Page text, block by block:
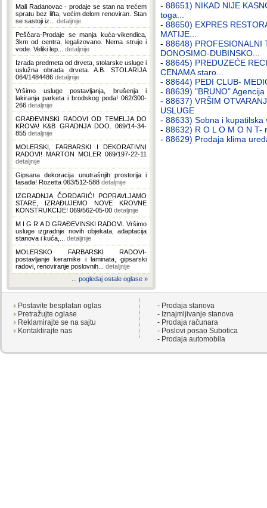
Mali Radanovac - prodaje se stan na trećem
spratu bez lifta, većim delom renoviran. Stan
se sastoji iz... detaljnije
Peščara-Prodaje se manja kuća-vikendica,
3km od centra, legalizovano. Nema struje i
vode. Veliki lep... detaljnije
Izrada predmeta od drveta, stolarske usluge i
uslužna obrada drveta. A.B. STOLARIJA
064/1484486 detaljnije
Vršimo usluge postavljanja, brušenja i
lakiranja parketa i brodskog poda! 062/300-
266 detaljnije
GRAĐEVINSKI RADOVI OD TEMELJA DO
KROVA! K&B GRADNJA DOO. 069/14-34-
855 detaljnije
MOLERSKI, FARBARSKI I DEKORATIVNI
RADOVI! MARTON MOLER 069/197-22-11
detaljnije
Gipsana dekoracija unutrašnjih prostorija i
fasada! Rozetta 063/512-588 detaljnije
IZGRADNJA ČORDARIĆ! POPRAVLJAMO
STARE, IZRAĐUJEMO NOVE KROVNE
KONSTRUKCIJE! 069/562-05-00 detaljnije
M I G R A D GRAĐEVINSKI RADOVI. Vršimo
usluge izgradnje novih objekata, adaptacija
stanova i kuća,... detaljnije
MOLERSKO FARBARSKI RADOVI-
postavljanje keramike i laminata, gipsarski
radovi, renoviranje poslovnih... detaljnije
pogledaj ostale oglase »
- 88651) NIKAD NIJE
toga...
- 88650) EXPRES
MATIJE...
- 88648) PROFESIONALNI
DONOSIMO-DUBINSKO...
- 88645) PREDUZEĆE
CENAMA staro...
- 88644) PEDI CLUB-
- 88639) "BRUNO"
- 88637) VRŠIM
USLUGE
- 88633) Sobna i
- 88632) R O L O M O N T-
- 88629) Prodaja klima
Postavite besplatan oglas
Pretražujte oglase
Reklamirajte se na sajtu
Kontaktirajte nas
- Prodaja stanova
- Iznajmljivanje stanova
- Prodaja računara
- Poslovi posao Subotica
- Prodaja automobila